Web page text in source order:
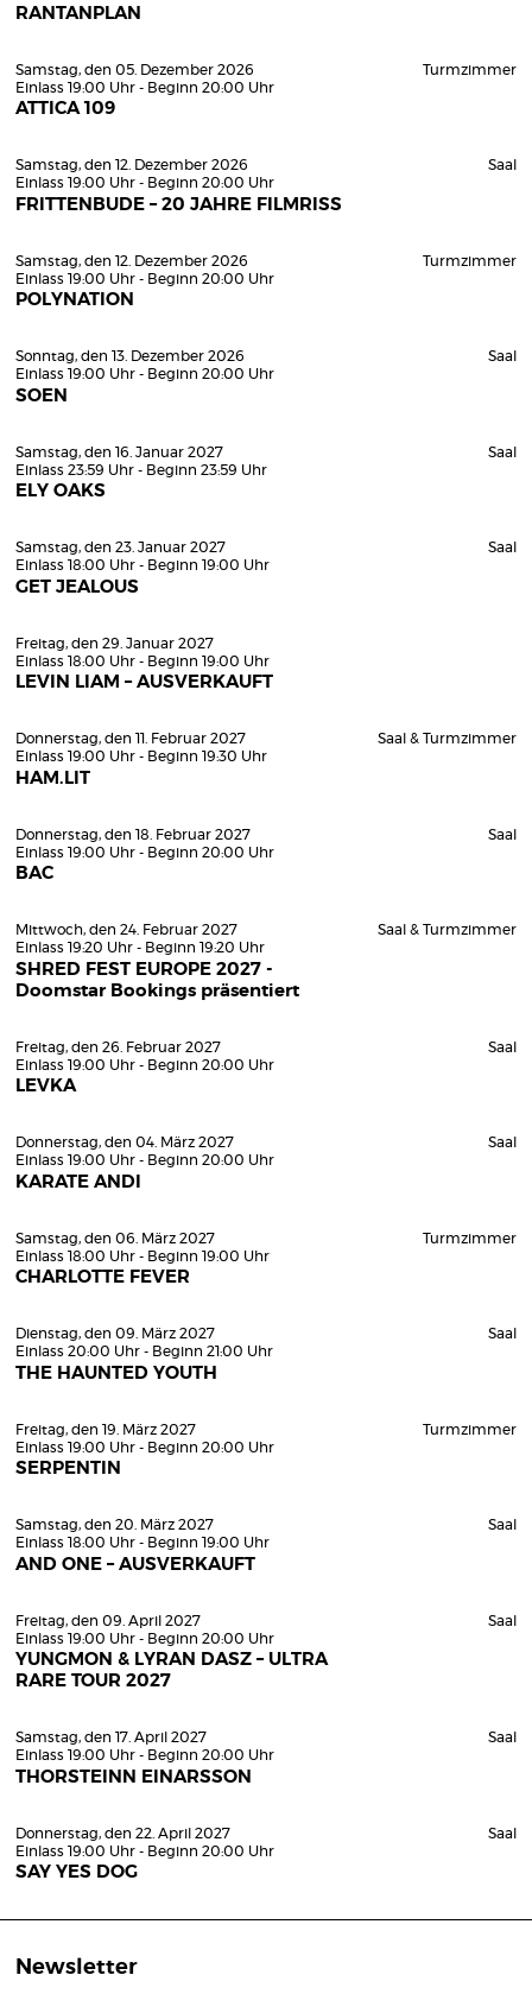
RANTANPLAN
Samstag, den 05. Dezember 2026
Einlass 19:00 Uhr - Beginn 20:00 Uhr
ATTICA 109
Turmzimmer
Samstag, den 12. Dezember 2026
Einlass 19:00 Uhr - Beginn 20:00 Uhr
FRITTENBUDE – 20 JAHRE FILMRISS
Saal
Samstag, den 12. Dezember 2026
Einlass 19:00 Uhr - Beginn 20:00 Uhr
POLYNATION
Turmzimmer
Sonntag, den 13. Dezember 2026
Einlass 19:00 Uhr - Beginn 20:00 Uhr
SOEN
Saal
Samstag, den 16. Januar 2027
Einlass 23:59 Uhr - Beginn 23:59 Uhr
ELY OAKS
Saal
Samstag, den 23. Januar 2027
Einlass 18:00 Uhr - Beginn 19:00 Uhr
GET JEALOUS
Saal
Freitag, den 29. Januar 2027
Einlass 18:00 Uhr - Beginn 19:00 Uhr
LEVIN LIAM – AUSVERKAUFT
Donnerstag, den 11. Februar 2027
Einlass 19:00 Uhr - Beginn 19:30 Uhr
HAM.LIT
Saal & Turmzimmer
Donnerstag, den 18. Februar 2027
Einlass 19:00 Uhr - Beginn 20:00 Uhr
BAC
Saal
Mittwoch, den 24. Februar 2027
Einlass 19:20 Uhr - Beginn 19:20 Uhr
SHRED FEST EUROPE 2027 -
Doomstar Bookings präsentiert
Saal & Turmzimmer
Freitag, den 26. Februar 2027
Einlass 19:00 Uhr - Beginn 20:00 Uhr
LEVKA
Saal
Donnerstag, den 04. März 2027
Einlass 19:00 Uhr - Beginn 20:00 Uhr
KARATE ANDI
Saal
Samstag, den 06. März 2027
Einlass 18:00 Uhr - Beginn 19:00 Uhr
CHARLOTTE FEVER
Turmzimmer
Dienstag, den 09. März 2027
Einlass 20:00 Uhr - Beginn 21:00 Uhr
THE HAUNTED YOUTH
Saal
Freitag, den 19. März 2027
Einlass 19:00 Uhr - Beginn 20:00 Uhr
SERPENTIN
Turmzimmer
Samstag, den 20. März 2027
Einlass 18:00 Uhr - Beginn 19:00 Uhr
AND ONE – AUSVERKAUFT
Saal
Freitag, den 09. April 2027
Einlass 19:00 Uhr - Beginn 20:00 Uhr
YUNGMON & LYRAN DASZ – ULTRA
RARE TOUR 2027
Saal
Samstag, den 17. April 2027
Einlass 19:00 Uhr - Beginn 20:00 Uhr
THORSTEINN EINARSSON
Saal
Donnerstag, den 22. April 2027
Einlass 19:00 Uhr - Beginn 20:00 Uhr
SAY YES DOG
Saal
Newsletter